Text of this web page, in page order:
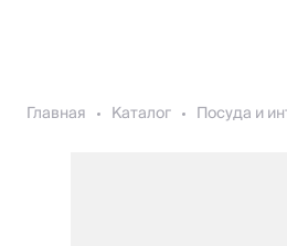
Главная Каталог Посуда и